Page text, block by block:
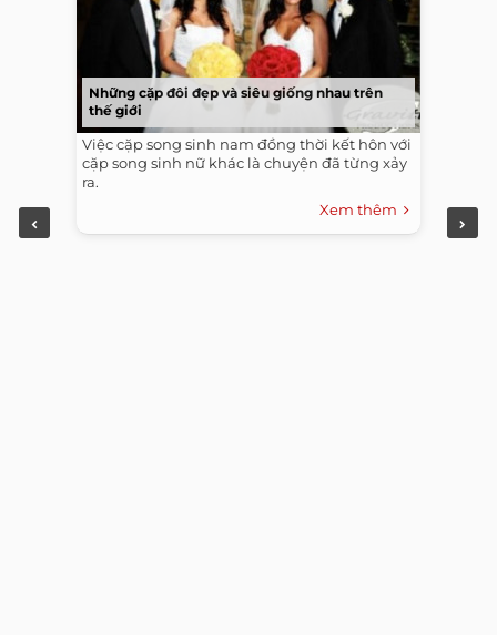
Những cặp đôi đẹp và siêu giống nhau trên
thế giới
Việc cặp song sinh nam đồng thời kết hôn với
cặp song sinh nữ khác là chuyện đã từng xảy
ra.
Xem thêm